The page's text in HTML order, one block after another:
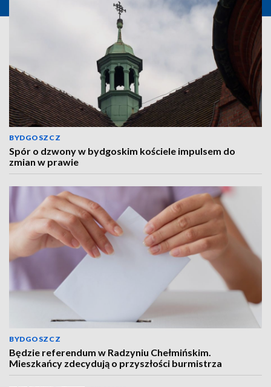
BYDGOSZCZ
Spór o dzwony w bydgoskim kościele impulsem do
zmian w prawie
BYDGOSZCZ
Będzie referendum w Radzyniu Chełmińskim.
Mieszkańcy zdecydują o przyszłości burmistrza